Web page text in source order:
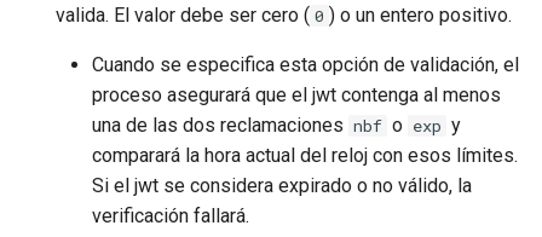
valida. El valor debe ser cero ( 0 ) o un entero positivo.
Cuando se especifica esta opción de validación, el
proceso asegurará que el jwt contenga al menos
una de las dos reclamaciones nbf o exp y
comparará la hora actual del reloj con esos límites.
Si el jwt se considera expirado o no válido, la
verificación fallará.